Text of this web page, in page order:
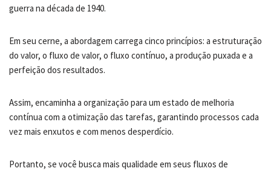
guerra na década de 1940.
Em seu cerne, a abordagem carrega cinco princípios: a estruturação
do valor, o fluxo de valor, o fluxo contínuo, a produção puxada e a
perfeição dos resultados.
Assim, encaminha a organização para um estado de melhoria
contínua com a otimização das tarefas, garantindo processos cada
vez mais enxutos e com menos desperdício.
Portanto, se você busca mais qualidade em seus fluxos de